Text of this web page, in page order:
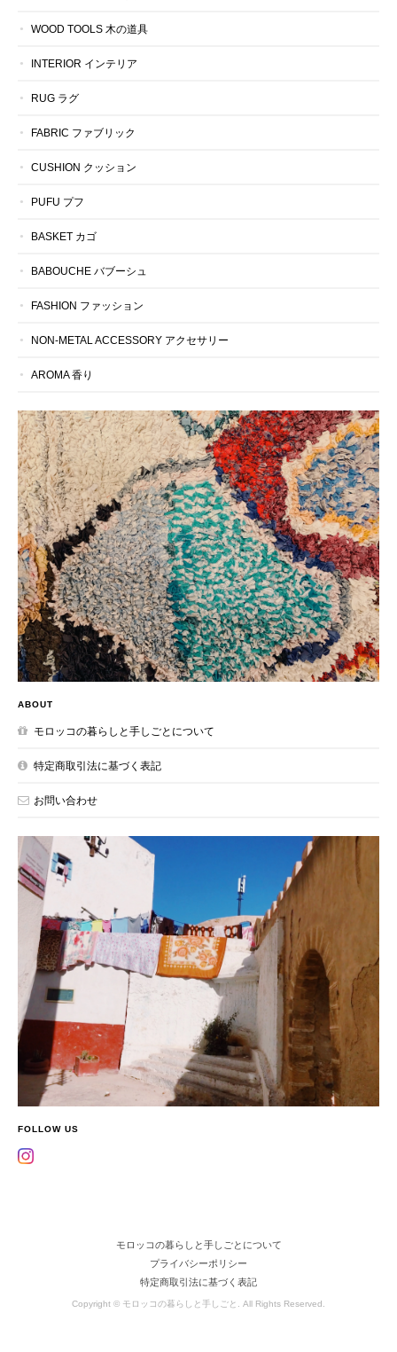
WOOD TOOLS 木の道具
INTERIOR インテリア
RUG ラグ
FABRIC ファブリック
CUSHION クッション
PUFU プフ
BASKET カゴ
BABOUCHE バブーシュ
FASHION ファッション
NON-METAL ACCESSORY アクセサリー
AROMA 香り
ABOUT
モロッコの暮らしと手しごとについて
特定商取引法に基づく表記
お問い合わせ
FOLLOW US
モロッコの暮らしと手しごとについて
プライバシーポリシー
特定商取引法に基づく表記
Copyright © モロッコの暮らしと手しごと. All Rights Reserved.